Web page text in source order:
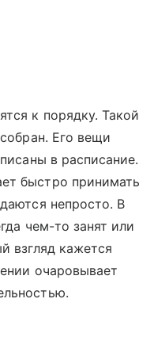
к порядку. Такой
Его вещи
в расписание.
быстро принимать
непросто. В
чем-то занят или
взгляд кажется
очаровывает